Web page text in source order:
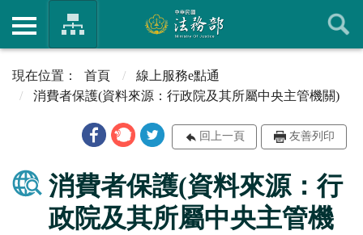
首頁
線上服務e點通
消費者保護(資料來源：行政院及其所屬中央主管機關)
回上一頁 友善列印
消費者保護(資料來源：行
政院及其所屬中央主管機